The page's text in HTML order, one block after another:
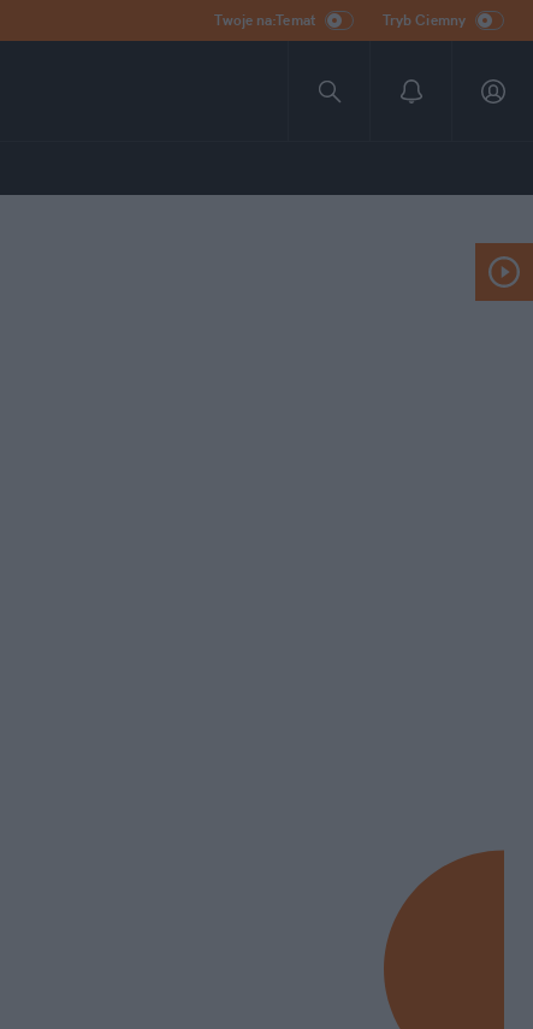
Twoje na:Temat Tryb Ciemny